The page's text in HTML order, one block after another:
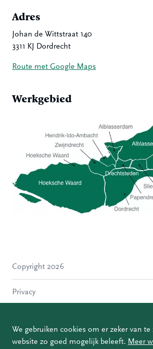
We gebruiken cookies om er zeker van
website zo goed mogelijk beleeft. Meer
Adres
Johan de Wittstraat 140
3311 KJ Dordrecht
Route met Google Maps
Werkgebied
Molenlanden
Papendrecht
Gorinchem
Copyright 2026
Privacy
Coordinated Vulnerability Disclosure